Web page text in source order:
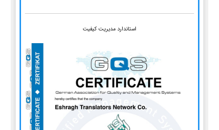
استاندارد مدیریت کیفیت